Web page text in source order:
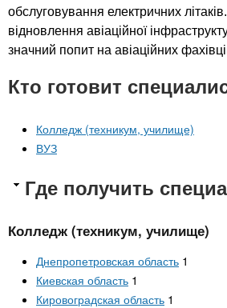
обслуговування електричних
відновлення авіаційної
значний попит на авіаційних
Кто готовит
Колледж (техникум, училище)
ВУЗ
Где получить
Колледж (техникум, училище)
Днепропетровская область 1
Киевская область 1
Кировоградская область 1